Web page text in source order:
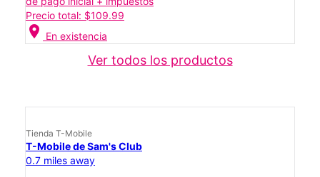
Precio total: $109.99
location_on En existencia
Ver todos los productos
Tienda T-Mobile
T-Mobile de Sam's Club
0.7 miles away